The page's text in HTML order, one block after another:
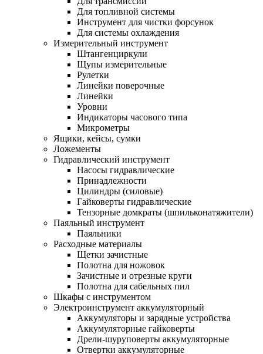
Для топливной системы
Инструмент для чистки форсунок
Для системы охлаждения
Измерительный инструмент
Штангенциркули
Щупы измерительные
Рулетки
Линейки поверочные
Линейки
Уровни
Индикаторы часового типа
Микрометры
Ящики, кейсы, сумки
Ложементы
Гидравлический инструмент
Насосы гидравлические
Принадлежности
Цилиндры (силовые)
Гайковерты гидравлические
Тензорные домкраты (шпильконатяжители)
Паяльный инструмент
Паяльники
Расходные материалы
Щетки зачистные
Полотна для ножовок
Зачистные и отрезные круги
Полотна для сабельных пил
Шкафы с инструментом
Электроинструмент аккумуляторный
Аккумуляторы и зарядные устройства
Аккумуляторные гайковерты
Дрели-шуруповерты аккумуляторные
Отвертки аккумуляторные